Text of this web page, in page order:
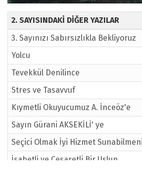
2. SAYISINDAKİ DİĞER YAZILAR
3. Sayınızı Sabırsızlıkla Bekliyoruz
Yolcu
Tevekkül Denilince
Stres ve Tasavvuf
Kıymetli Okuyucumuz A. İnceöz'e
Sayın Gürani AKSEKİLİ' ye
Seçici Olmak İyi Hizmet
İsabetli ve Cesaretli Bir Uslup